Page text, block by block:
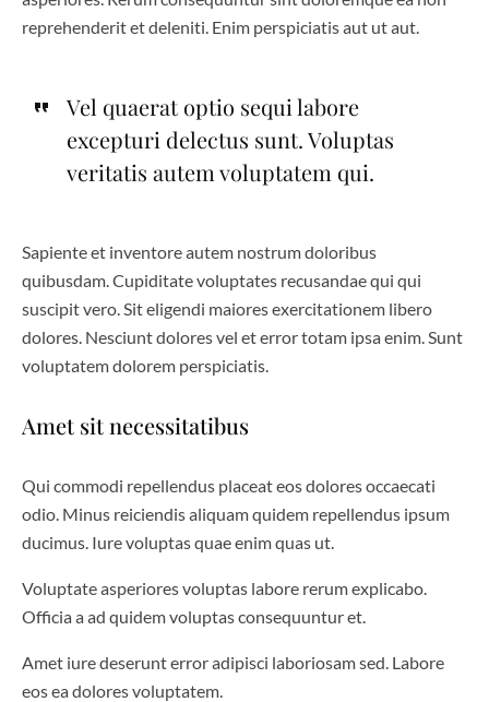
reprehenderit et deleniti. Enim perspiciatis aut ut aut.
Vel quaerat optio sequi labore
excepturi delectus sunt. Voluptas
veritatis autem voluptatem qui.
Sapiente et inventore autem nostrum doloribus
quibusdam. Cupiditate voluptates recusandae qui qui
suscipit vero. Sit eligendi maiores exercitationem libero
dolores. Nesciunt dolores vel et error totam ipsa enim. Sunt
voluptatem dolorem perspiciatis.
Amet sit necessitatibus
Qui commodi repellendus placeat eos dolores occaecati
odio. Minus reiciendis aliquam quidem repellendus ipsum
ducimus. Iure voluptas quae enim quas ut.
Voluptate asperiores voluptas labore rerum explicabo.
Officia a ad quidem voluptas consequuntur et.
Amet iure deserunt error adipisci laboriosam sed. Labore
eos ea dolores voluptatem.